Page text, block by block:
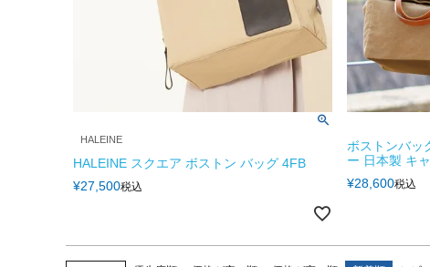
HALEINE
HALEINE スクエア ボストン バッグ 4FB
¥27,500税込
ボストンバッ
ー 日本製 キ
¥28,600税込